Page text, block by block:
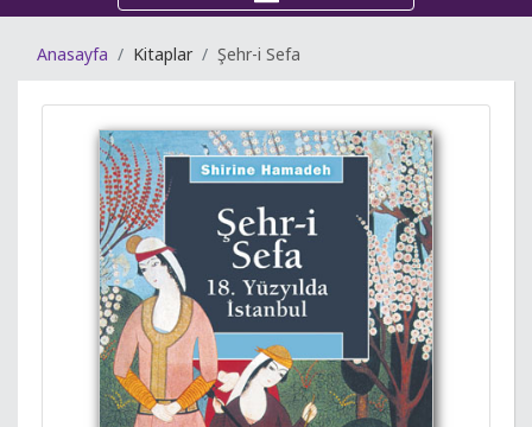
Anasayfa Kitaplar Şehr-i Sefa